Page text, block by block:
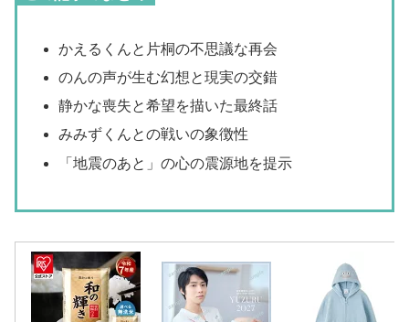
かえるくんと片桐の不思議な再会
のんの声が生む幻想と現実の交錯
静かな喪失と希望を描いた最終話
みみずくんとの戦いの象徴性
「地震のあと」の心の震源地を提示